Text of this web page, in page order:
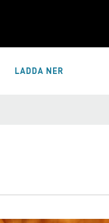
LADDA NER